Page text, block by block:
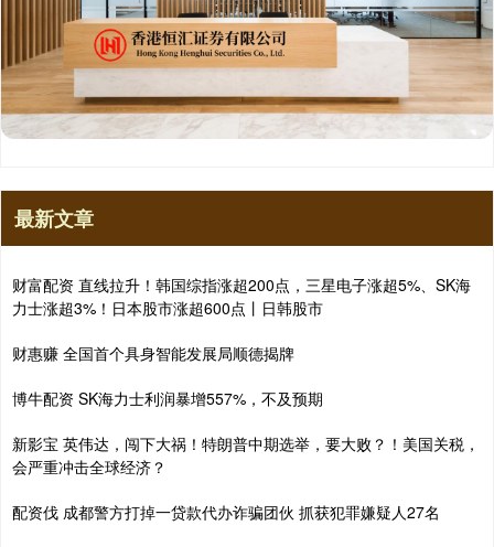
最新文章
财富配资 直线拉升！韩国综指涨超200点，三星电子涨超5%、SK海
力士涨超3%！日本股市涨超600点丨日韩股市
财惠赚 全国首个具身智能发展局顺德揭牌
博牛配资 SK海力士利润暴增557%，不及预期
新影宝 英伟达，闯下大祸！特朗普中期选举，要大败？！美国关税，
会严重冲击全球经济？
配资伐 成都警方打掉一贷款代办诈骗团伙 抓获犯罪嫌疑人27名